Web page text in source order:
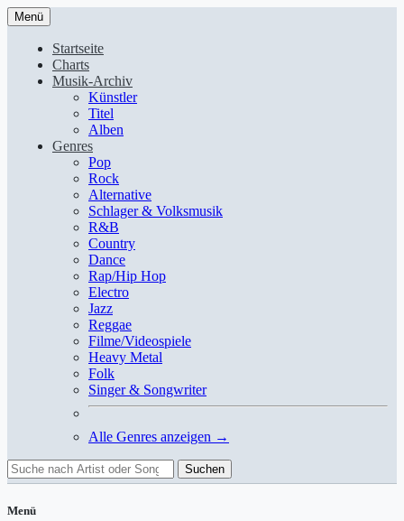
Menü
Startseite
Charts
Musik-Archiv
Künstler
Titel
Alben
Genres
Pop
Rock
Alternative
Schlager & Volksmusik
R&B
Country
Dance
Rap/Hip Hop
Electro
Jazz
Reggae
Filme/Videospiele
Heavy Metal
Folk
Singer & Songwriter
Alle Genres anzeigen →
Suchen
Menü